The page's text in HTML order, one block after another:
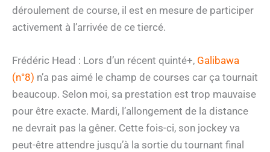
déroulement de course, il est en mesure de participer
activement à l’arrivée de ce tiercé.
Frédéric Head : Lors d’un récent quinté+, Galibawa
(n°8) n’a pas aimé le champ de courses car ça tournait
beaucoup. Selon moi, sa prestation est trop mauvaise
pour être exacte. Mardi, l’allongement de la distance
ne devrait pas la gêner. Cette fois-ci, son jockey va
peut-être attendre jusqu’à la sortie du tournant final